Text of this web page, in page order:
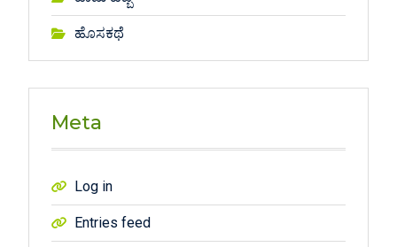
ಹೊಸಕಥೆ
Meta
Log in
Entries feed